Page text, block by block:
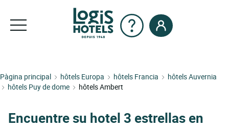
Pàgina principal hôtels Europa hôtels Francia
hôtels Auvernia
hôtels Puy de dome
hôtels Ambert
Encuentre su hotel 3 estrellas en